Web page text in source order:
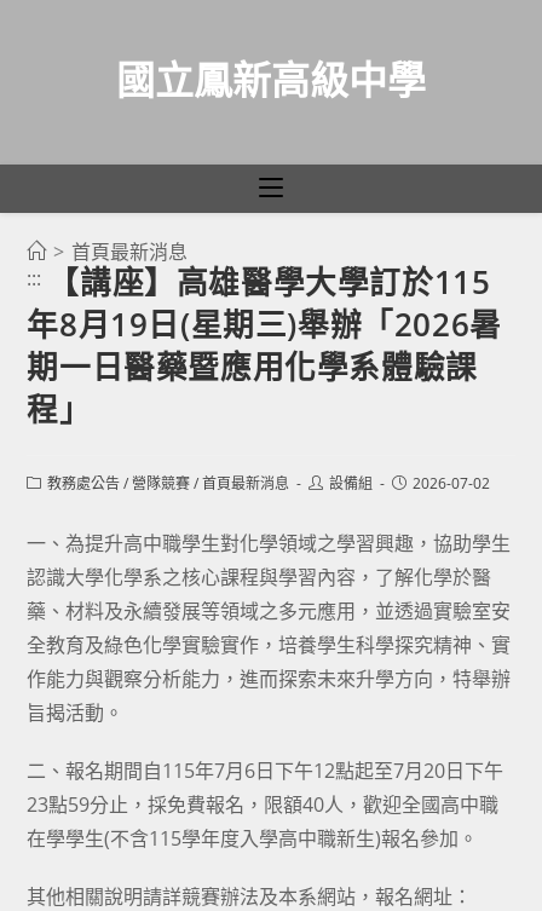
國立鳳新高級中學
> 首頁最新消息
:::
【講座】高雄醫學大學訂於115
年8月19日(星期三)舉辦「2026暑
期一日醫藥暨應用化學系體驗課
程」
Post教務處公告 / 營隊競賽 / 首頁最新消息
Post設備組
Post2026-07-02
一、為提升高中職學生對化學領域之學習興趣，協助學生
認識大學化學系之核心課程與學習內容，了解化學於醫
藥、材料及永續發展等領域之多元應用，並透過實驗室安
全教育及綠色化學實驗實作，培養學生科學探究精神、實
作能力與觀察分析能力，進而探索未來升學方向，特舉辦
旨揭活動。
二、報名期間自115年7月6日下午12點起至7月20日下午
23點59分止，採免費報名，限額40人，歡迎全國高中職
在學學生(不含115學年度入學高中職新生)報名參加。
其他相關說明請詳競賽辦法及本系網站，報名網址：